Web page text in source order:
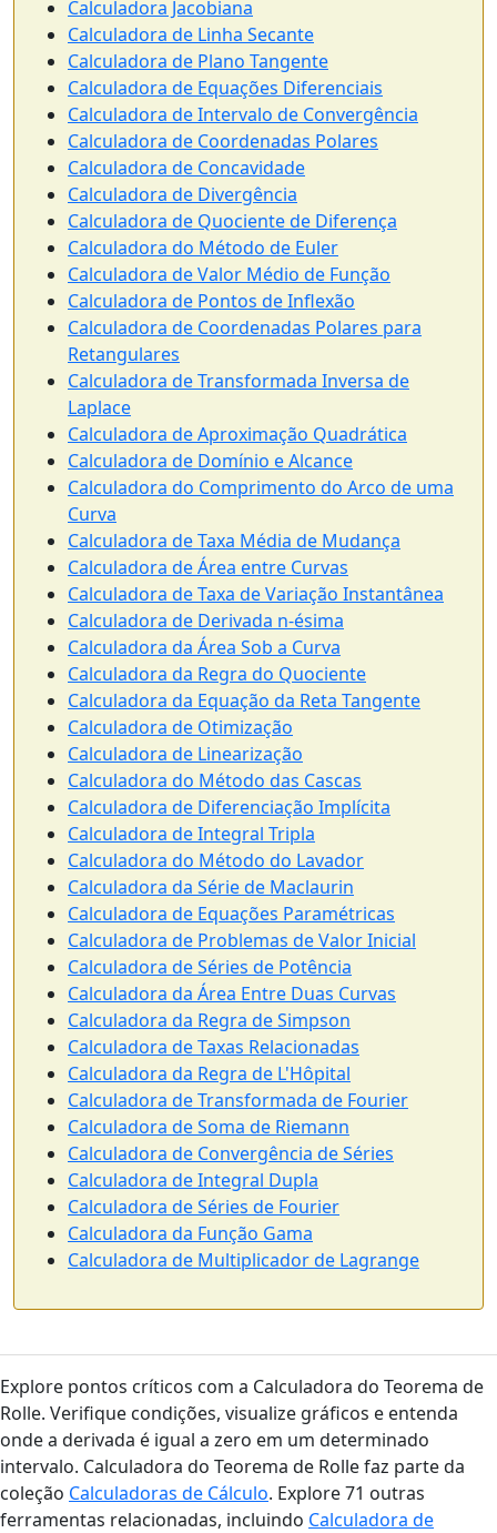
Calculadora Jacobiana
Calculadora de Linha Secante
Calculadora de Plano Tangente
Calculadora de Equações Diferenciais
Calculadora de Intervalo de Convergência
Calculadora de Coordenadas Polares
Calculadora de Concavidade
Calculadora de Divergência
Calculadora de Quociente de Diferença
Calculadora do Método de Euler
Calculadora de Valor Médio de Função
Calculadora de Pontos de Inflexão
Calculadora de Coordenadas Polares para
Retangulares
Calculadora de Transformada Inversa de
Laplace
Calculadora de Aproximação Quadrática
Calculadora de Domínio e Alcance
Calculadora do Comprimento do Arco de uma
Curva
Calculadora de Taxa Média de Mudança
Calculadora de Área entre Curvas
Calculadora de Taxa de Variação Instantânea
Calculadora de Derivada n-ésima
Calculadora da Área Sob a Curva
Calculadora da Regra do Quociente
Calculadora da Equação da Reta Tangente
Calculadora de Otimização
Calculadora de Linearização
Calculadora do Método das Cascas
Calculadora de Diferenciação Implícita
Calculadora de Integral Tripla
Calculadora do Método do Lavador
Calculadora da Série de Maclaurin
Calculadora de Equações Paramétricas
Calculadora de Problemas de Valor Inicial
Calculadora de Séries de Potência
Calculadora da Área Entre Duas Curvas
Calculadora da Regra de Simpson
Calculadora de Taxas Relacionadas
Calculadora da Regra de L'Hôpital
Calculadora de Transformada de Fourier
Calculadora de Soma de Riemann
Calculadora de Convergência de Séries
Calculadora de Integral Dupla
Calculadora de Séries de Fourier
Calculadora da Função Gama
Calculadora de Multiplicador de Lagrange
Explore pontos críticos com a Calculadora do Teorema de
Rolle. Verifique condições, visualize gráficos e entenda
onde a derivada é igual a zero em um determinado
intervalo. Calculadora do Teorema de Rolle faz parte da
coleção Calculadoras de Cálculo. Explore 71 outras
ferramentas relacionadas, incluindo Calculadora de